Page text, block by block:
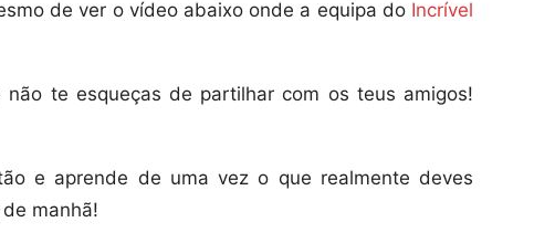
de ver o vídeo abaixo onde a equipa do Incrível
te esqueças de partilhar com os teus amigos!
e aprende de uma vez o que realmente deves
manhã!